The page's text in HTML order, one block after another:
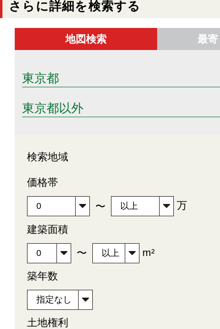
さらに詳細を検索する
地図検索 最
東京都
東京都以外
検索地域
価格帯
〜 万
建築面積
〜 m²
築年数
土地権利